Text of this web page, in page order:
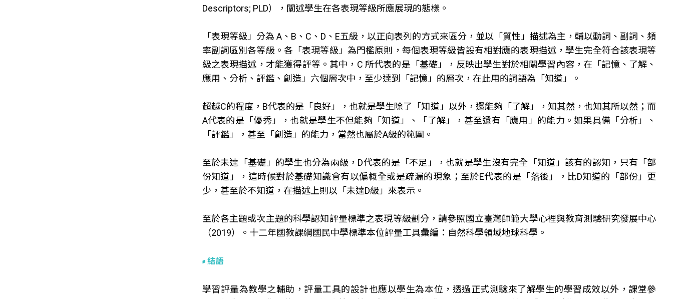
Descriptors; PLD），闡述學生在各表現等級所應展現的態樣。
「表現等級」分為 A、B、C、D、E五級，以正向表列的方式來區分，並以「質性」描述為主，輔以動詞、副詞、頻
率副詞區別各等級。各「表現等級」為門檻原則，每個表現等級皆設有相對應的表現描述，學生完全符合該表現等
級之表現描述，才能獲得評等。其中，C 所代表的是「基礎」，反映出學生對於相關學習內容，在「記憶、了解、
應用、分析、評鑑、創造」六個層次中，至少達到「記憶」的層次，在此用的詞語為「知道」。
超越C的程度，B代表的是「良好」，也就是學生除了「知道」以外，還能夠「了解」，知其然，也知其所以然；而
A代表的是「優秀」，也就是學生不但能夠「知道」、「了解」，甚至還有「應用」的能力。如果具備「分析」、
「評鑑」，甚至「創造」的能力，當然也屬於A級的範圍。
至於未達「基礎」的學生也分為兩級，D代表的是「不足」，也就是學生沒有完全「知道」該有的認知，只有「部
份知道」，這時候對於基礎知識會有以偏概全或是疏漏的現象；至於E代表的是「落後」，比D知道的「部份」更
少，甚至於不知道，在描述上則以「未達D級」來表示。
至於各主題或次主題的科學認知評量標準之表現等級劃分，請參照國立臺灣師範大學心裡與教育測驗研究發展中心
（2019）。十二年國教課綱國民中學標準本位評量工具彙編：自然科學領域地球科學。
結語
學習評量為教學之輔助，評量工具的設計也應以學生為本位，透過正式測驗來了解學生的學習成效以外，課堂參